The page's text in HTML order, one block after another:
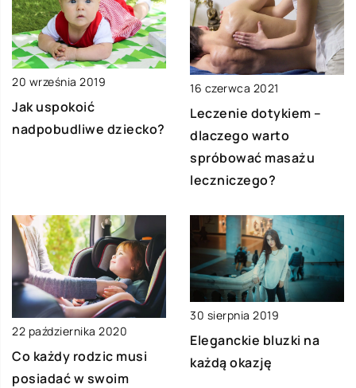
20 września 2019
Jak uspokoić
nadpobudliwe dziecko?
16 czerwca 2021
Leczenie dotykiem –
dlaczego warto
spróbować masażu
leczniczego?
22 października 2020
Co każdy rodzic musi
posiadać w swoim
30 sierpnia 2019
Eleganckie bluzki na
każdą okazję